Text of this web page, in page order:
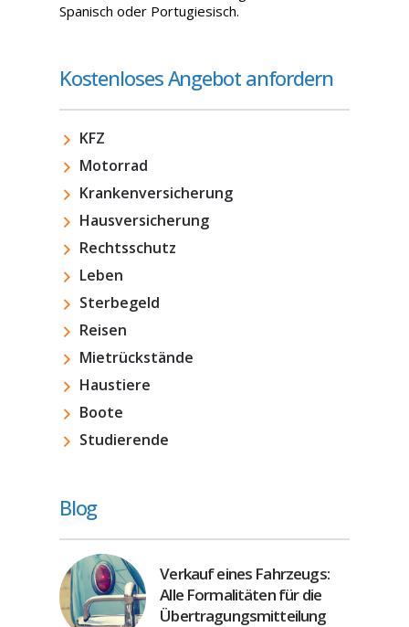
Spanisch oder Portugiesisch.
Kostenloses Angebot anfordern
KFZ
Motorrad
Krankenversicherung
Hausversicherung
Rechtsschutz
Leben
Sterbegeld
Reisen
Mietrückstände
Haustiere
Boote
Studierende
Blog
Verkauf eines Fahrzeugs:
Alle Formalitäten für die
Übertragungsmitteilung